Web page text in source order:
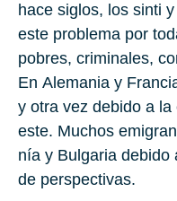
hace si­glos, los sinti
este pro­ble­ma por
po­bres, cri­mi­na­les,
En Ale­ma­nia y
y otra vez de­bi­do a
este. Mu­chos
nía y Bul­ga­ria de­bi­do
de pers­pec­ti­vas.